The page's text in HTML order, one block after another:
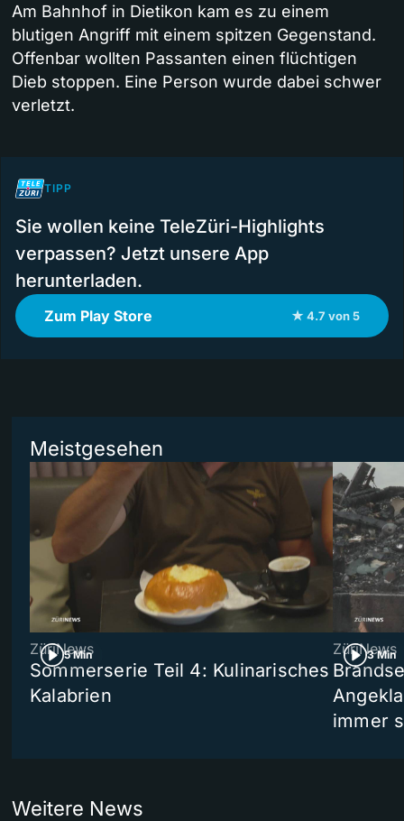
Am Bahnhof in Dietikon kam es zu einem
blutigen Angriff mit einem spitzen Gegenstand.
Offenbar wollten Passanten einen flüchtigen
Dieb stoppen. Eine Person wurde dabei schwer
verletzt.
TIPP
Sie wollen keine TeleZüri-Highlights
verpassen? Jetzt unsere App
herunterladen.
Zum Play Store ★ 4.7 von 5
Meistgesehen
5 Min
ZüriNews
Sommerserie Teil 4: Kulinarisches
Kalabrien
3 Min
ZüriNews
immer
Weitere News